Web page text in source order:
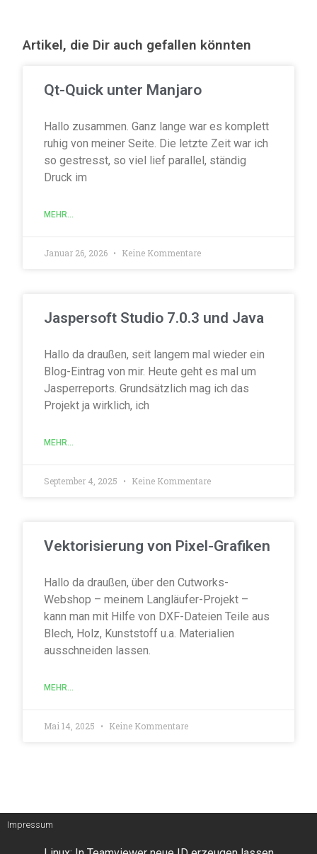
Artikel, die Dir auch gefallen könnten
Qt-Quick unter Manjaro
Hallo zusammen. Ganz lange war es komplett
ruhig von meiner Seite. Die letzte Zeit war ich
so gestresst, so viel lief parallel, ständig
Druck im
MEHR...
Januar 26, 2026 Keine Kommentare
Jaspersoft Studio 7.0.3 und Java
Hallo da draußen, seit langem mal wieder ein
Blog-Eintrag von mir. Heute geht es mal um
Jasperreports. Grundsätzlich mag ich das
Projekt ja wirklich, ich
MEHR...
September 4, 2025 Keine Kommentare
Vektorisierung von Pixel-Grafiken
Hallo da draußen, über den Cutworks-
Webshop – meinem Langläufer-Projekt –
kann man mit Hilfe von DXF-Dateien Teile aus
Blech, Holz, Kunststoff u.a. Materialien
ausschneiden lassen.
MEHR...
Mai 14, 2025 Keine Kommentare
Impressum